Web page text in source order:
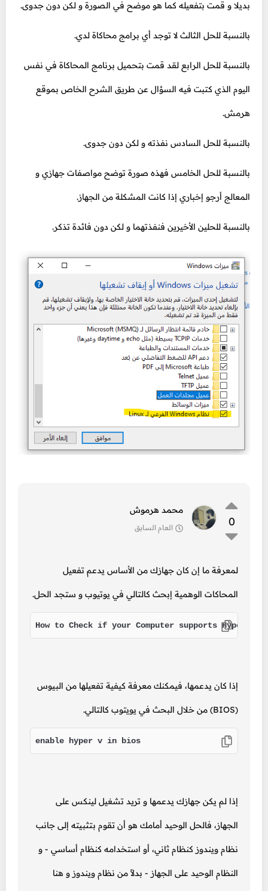
بديلا و قمت بتفعيله كما هو موضح في الصورة و لكن دون جدوى.
بالنسبة للحل الثالث لا توجد أي برامج محاكاة لدي.
بالنسبة للحل الرابع لقد قمت بتحميل برنامج المحاكاة في نفس
اليوم الذي كتبت فيه السؤال عن طريق الشرح الخاص بموقع
هرمش.
بالنسبة للحل السادس نفذته و لكن دون جدوى.
بالنسبة للحل الخامس فهذه صورة توضح مواصفات جهازي و
المعالج أرجو إخباري إذا كانت المشكلة من الجهاز.
بالنسبة للحلين الأخيرين فنفذتهما و لكن دون فائدة تذكر.
0
محمد هرموش
العام السابق
لمعرفة ما إن كان جهازك من الأساس يدعم تفعيل
المحاكات الوهمية إبحث كالتالي في يوتيوب و ستجد الحل.
How to Check if your Computer supports Hyper-V?
إذا كان يدعمها، فيمكنك معرفة كيفية تفعيلها من البيوس
(BIOS) من خلال البحث في يويتوب كالتالي.
enable hyper v in bios
إذا لم يكن جهازك يدعمها و تريد تشغيل لينكس على
الجهاز، فالحل الوحيد أمامك هو أن تقوم بتثبيته إلى جانب
نظام ويندوز كنظام ثاني، أو استخدامه كنظام أساسي - و
النظام الوحيد على الجهاز - بدلاً من نظام ويندوز و هنا